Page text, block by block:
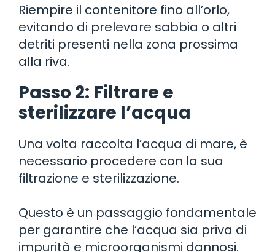
Riempire il contenitore fino all’orlo,
evitando di prelevare sabbia o altri
detriti presenti nella zona prossima
alla riva.
Passo 2: Filtrare e
sterilizzare l’acqua
Una volta raccolta l’acqua di mare, è
necessario procedere con la sua
filtrazione e sterilizzazione.
Questo è un passaggio fondamentale
per garantire che l’acqua sia priva di
impurità e microorganismi dannosi.